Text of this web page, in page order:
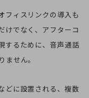
フィスリンクの導入も
けでなく、アフターコ
するために、音声通話
せん。
どに設置される、複数